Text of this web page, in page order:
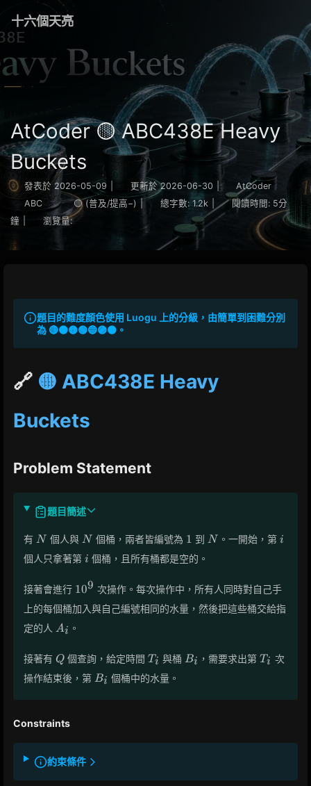
十六個天亮
AtCoder 🟡 ABC438E Heavy
Buckets
發表於 2026-05-09 更新於 2026-06-30
AtCoder
ABC
🟡 (普及/提高−) 總字數: 1.2k 閱讀時間: 5分
鐘
瀏覽量:
題目的難度顏色使用 Luogu 上的分級，由簡單到困難分別
為 🔴🟠🟡🟢🔵🟣⚫。
🔗 🟡 ABC438E Heavy
Buckets
Problem Statement
題目簡述
有 N
N 個人與 N
N 個桶，兩者皆編號為 1
1 到 N
N 。一開始，第 i
i
個人只拿著第 i
i 個桶，且所有桶都是空的。
接著會進行 10^9
109 次操作。每次操作中，所有人同時對自己手
上的每個桶加入與自己編號相同的水量，然後把這些桶交給指
定的人 A_i
Ai 。
接著有 Q
Q 個查詢，給定時間 T_i
Ti 與桶 B_i
Bi ，需要求出第T_i
Ti 次
操作結束後，第 B_i
Bi 個桶中的水量。
Constraints
約束條件